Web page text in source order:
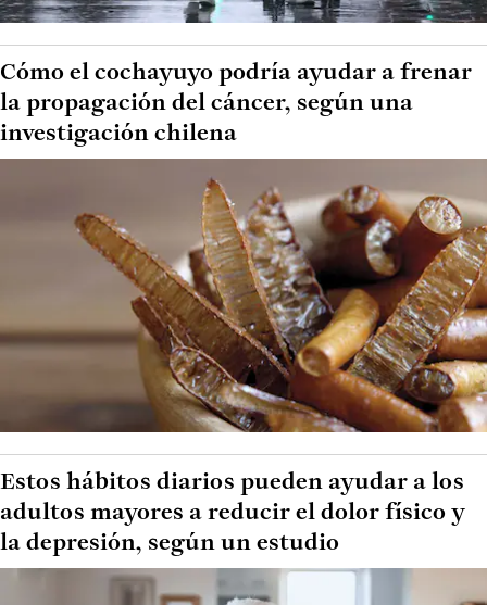
Cómo el cochayuyo podría ayudar a frenar
la propagación del cáncer, según una
investigación chilena
Estos hábitos diarios pueden ayudar a los
adultos mayores a reducir el dolor físico y
la depresión, según un estudio